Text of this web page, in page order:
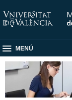
MENÚ